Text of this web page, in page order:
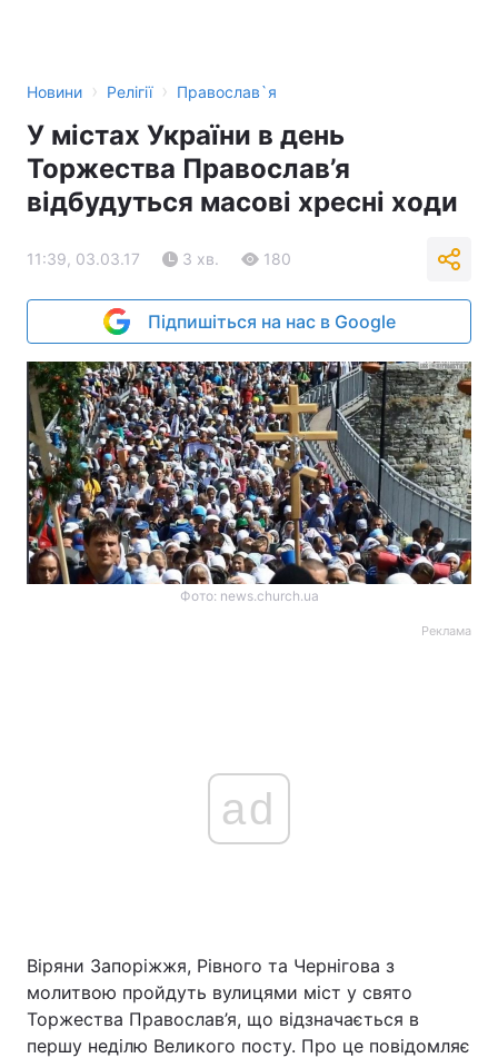
Новини › Релігії › Православ`я
У містах України в день
Торжества Православ’я
відбудуться масові хресні ходи
11:39, 03.03.17 3 хв. 180
Підпишіться на нас в Google
Фото: news.church.ua
Реклама
ad
Віряни Запоріжжя, Рівного та Чернігова з
молитвою пройдуть вулицями міст у свято
Торжества Православ’я, що відзначається в
першу неділю Великого посту. Про це повідомляє